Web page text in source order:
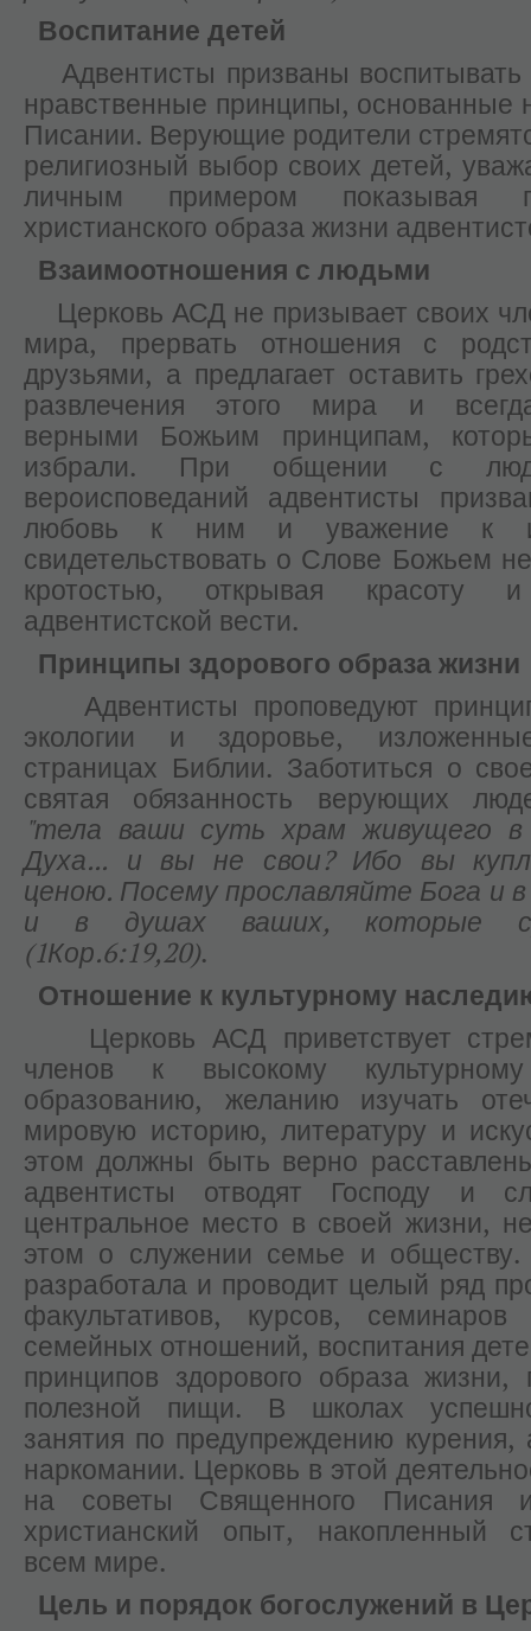
Воспитание детей
Адвентисты призваны воспитывать
нравственные принципы,
Писании. Верующие родители
религиозный выбор своих детей,
личным примером показывая
христианского образа жизни
Взаимоотношения с людьми
Церковь АСД не призывает своих
мира, прервать отношения с
друзьями, а предлагает оставить
развлечения этого мира и
верными Божьим принципам,
избрали. При общении с
вероисповеданий адвентисты
любовь к ним и уважение к
свидетельствовать о Слове Божьем
кротостью, открывая красоту и
адвентистской вести.
Принципы здорового образа жизни
Адвентисты проповедуют
экологии и здоровье,
страницах Библии. Заботиться о
святая обязанность верующих
"тела ваши суть храм живущего в
Духа... и вы не свои? Ибо вы
ценою. Посему прославляйте Бога и
и в душах ваших, которые
(1Кор.6:19,20).
Отношение к культурному
Церковь АСД приветствует
членов к высокому
образованию, желанию изучать
мировую историю, литературу и
этом должны быть верно
адвентисты отводят Господу и
центральное место в своей жизни,
этом о служении семье и
разработала и проводит целый ряд
факультативов, курсов,
семейных отношений, воспитания
принципов здорового образа жизни,
полезной пищи. В школах
занятия по предупреждению курения,
наркомании. Церковь в этой
на советы Священного Писания
христианский опыт, накопленный
всем мире.
Цель и порядок богослужений в